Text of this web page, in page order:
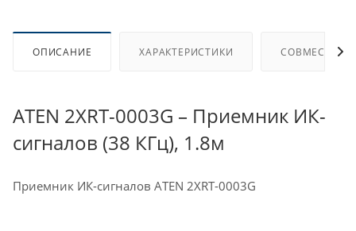
ОПИСАНИЕ ХАРАКТЕРИСТИКИ
ATEN 2XRT-0003G – Приемник ИК-
сигналов (38 КГц), 1.8м
Приемник ИК-сигналов ATEN 2XRT-0003G